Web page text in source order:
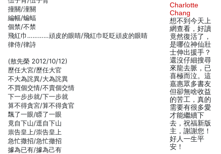
撞關/潼關
編幅/蝙蝠
個禁/不禁
飛紅巾…………頑皮的眼睛/飛紅巾眨眨頑皮的眼睛
律侍/律詩
(敖先榮 2012/10/12)
歷任大宮/歷任大官
不大為詫異/大為詫異
不買個交情/不賣個交情
下一步步就/下一步就
算不得貪宮/算不得貪官
飄了一眼/瞟了一眼
竟自下山/逕自下山
祟告皇上/崇告皇上
急忙撒招/急忙撤招
據為已有/據為己有
Charlotte
Chang
想不到今天上
網查看，好讀
竟然復活了，
是哪位神仙壯
士伸出援手？
還沒仔細搜尋
來龍去脈，已
喜極而泣。這
嘉惠眾多書友
但卻無啥收益
的苦工，真的
需要有很多愛
才能繼續下
去，祝福新版
主，謝謝您！
好人一生平
安！